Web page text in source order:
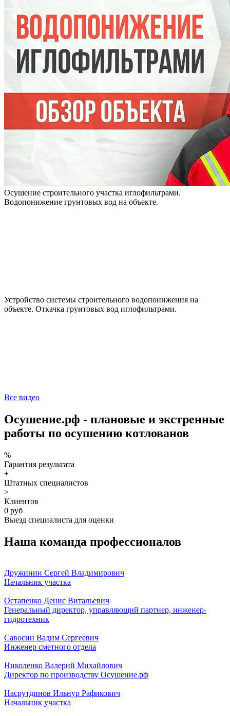
Осушение строительного участка иглофильтрами.
Водопонижение грунтовых вод на объекте.
Устройство системы строительного водопонижения на
объекте. Откачка грунтовых вод иглофильтрами.
Все видео
Осушение.рф - плановые и экстренные
работы по осушению котлованов
%
Гарантия результата
+
Штатных специалистов
>
Клиентов
0 руб
Выезд специалиста для оценки
Наша команда профессионалов
Дружинин Сергей Владимирович
Начальник участка
Остапенко Денис Витальевич
Генеральный директор, управляющий партнер, инженер-
гидротехник
Савосин Вадим Сергеевич
Инженер сметного отдела
Николенко Валерий Михайлович
Директор по производству Осушение.рф
Насрутдинов Ильнур Рафикович
Начальник участка